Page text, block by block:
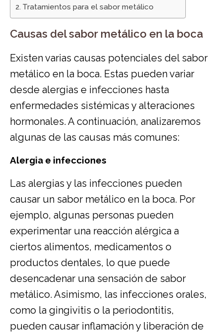
Tratamientos para el sabor metálico
Causas del sabor metálico en la boca
Existen varias causas potenciales del sabor
metálico en la boca. Estas pueden variar
desde alergias e infecciones hasta
enfermedades sistémicas y alteraciones
hormonales. A continuación, analizaremos
algunas de las causas más comunes:
Alergia e infecciones
Las alergias y las infecciones pueden
causar un sabor metálico en la boca. Por
ejemplo, algunas personas pueden
experimentar una reacción alérgica a
ciertos alimentos, medicamentos o
productos dentales, lo que puede
desencadenar una sensación de sabor
metálico. Asimismo, las infecciones orales,
como la gingivitis o la periodontitis,
pueden causar inflamación y liberación de